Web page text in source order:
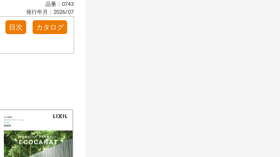
品番：0743
発行年月：2026/07
目次 カタログ